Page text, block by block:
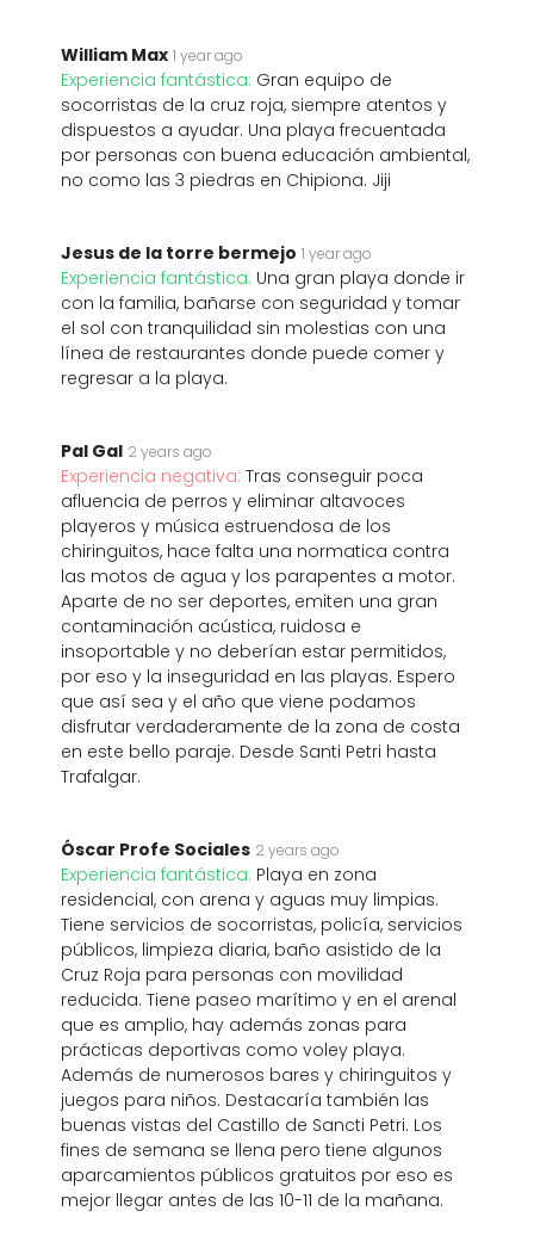
William Max 1 year ago
Experiencia fantástica: Gran equipo de
socorristas de la cruz roja, siempre atentos y
dispuestos a ayudar. Una playa frecuentada
por personas con buena educación ambiental,
no como las 3 piedras en Chipiona. Jiji
Jesus de la torre bermejo 1 year ago
Experiencia fantástica: Una gran playa donde ir
con la familia, bañarse con seguridad y tomar
el sol con tranquilidad sin molestias con una
línea de restaurantes donde puede comer y
regresar a la playa.
Pal Gal 2 years ago
Experiencia negativa: Tras conseguir poca
afluencia de perros y eliminar altavoces
playeros y música estruendosa de los
chiringuitos, hace falta una normatica contra
las motos de agua y los parapentes a motor.
Aparte de no ser deportes, emiten una gran
contaminación acústica, ruidosa e
insoportable y no deberían estar permitidos,
por eso y la inseguridad en las playas. Espero
que así sea y el año que viene podamos
disfrutar verdaderamente de la zona de costa
en este bello paraje. Desde Santi Petri hasta
Trafalgar.
Óscar Profe Sociales 2 years ago
Experiencia fantástica: Playa en zona
residencial, con arena y aguas muy limpias.
Tiene servicios de socorristas, policía, servicios
públicos, limpieza diaria, baño asistido de la
Cruz Roja para personas con movilidad
reducida. Tiene paseo marítimo y en el arenal
que es amplio, hay además zonas para
prácticas deportivas como voley playa.
Además de numerosos bares y chiringuitos y
juegos para niños. Destacaría también las
buenas vistas del Castillo de Sancti Petri. Los
fines de semana se llena pero tiene algunos
aparcamientos públicos gratuitos por eso es
mejor llegar antes de las 10-11 de la mañana.